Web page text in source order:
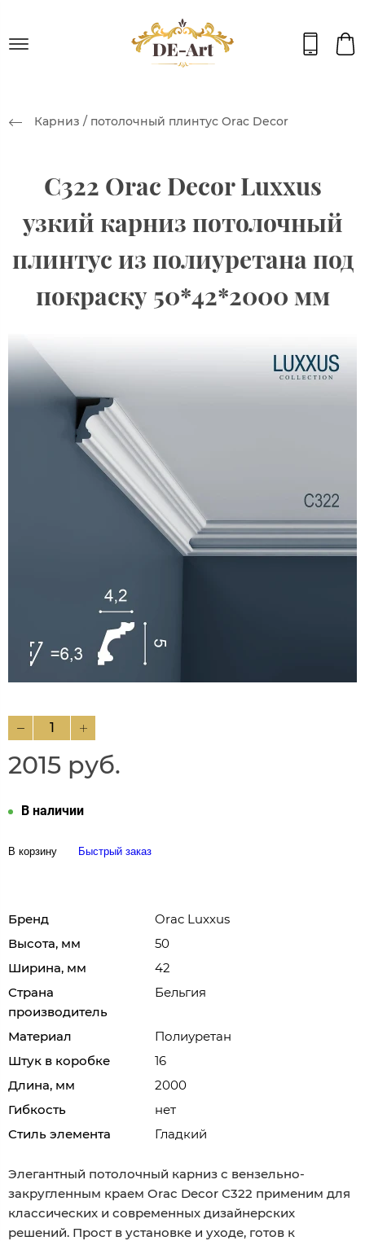
Карниз / потолочный плинтус Orac Decor
C322 Orac Decor Luxxus
узкий карниз потолочный
плинтус из полиуретана под
покраску 50*42*2000 мм
2015 руб.
В наличии
В корзину Быстрый заказ
Бренд
Orac Luxxus
Высота, мм
50
Ширина, мм
42
Страна
производитель
Бельгия
Материал
Полиуретан
Штук в коробке
16
Длина, мм
2000
Гибкость
нет
Стиль элемента
Гладкий
Элегантный потолочный карниз с вензельно-
закругленным краем Orac Decor С322 применим для
классических и современных дизайнерских
решений. Прост в установке и уходе, готов к